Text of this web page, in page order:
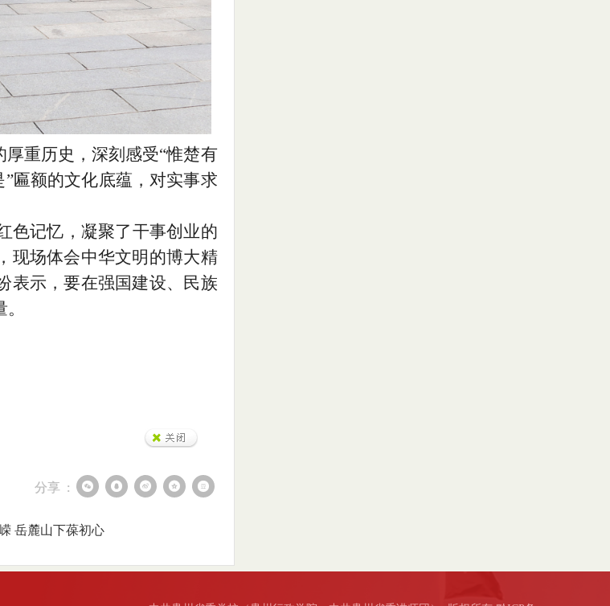
厚重历史，深刻感受“惟楚有
匾额的文化底蕴，对实事求
色记忆，凝聚了干事创业的
现场体会中华文明的博大精
表示，要在强国建设、民族
分享 :
岳麓山下葆初心